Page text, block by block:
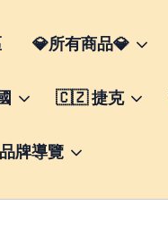
💎所有商品💎
🇨🇿 捷克
品牌導覽